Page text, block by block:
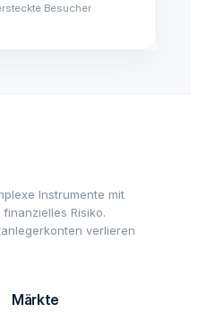
Besucher
Instrumente mit
Risiko.
verlieren
Märkte